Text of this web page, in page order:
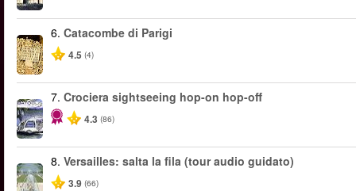
6. Catacombe di Parigi
4.5 (4)
7. Crociera sightseeing hop-on hop-off
4.3 (86)
8. Versailles: salta la fila (tour audio guidato)
3.9 (66)